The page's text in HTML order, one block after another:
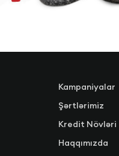
Kampaniyalar
Şərtlərimiz
Kredit Növləri
Haqqımızda